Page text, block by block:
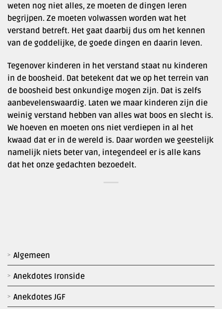
Algemeen
Anekdotes Ironside
Anekdotes JGF
weten nog niet alles, ze moeten de dingen leren
begrijpen. Ze moeten volwassen worden wat het
verstand betreft. Het gaat daarbij dus om het kennen
van de goddelijke, de goede dingen en daarin leven.
Tegenover kinderen in het verstand staat nu kinderen
in de boosheid. Dat betekent dat we op het terrein van
de boosheid best onkundige mogen zijn. Dat is zelfs
aanbevelenswaardig. Laten we maar kinderen zijn die
weinig verstand hebben van alles wat boos en slecht is.
We hoeven en moeten ons niet verdiepen in al het
kwaad dat er in de wereld is. Daar worden we geestelijk
namelijk niets beter van, integendeel er is alle kans
dat het onze gedachten bezoedelt.